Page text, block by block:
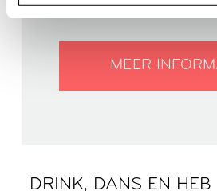
DRINK, DANS EN HEB
PRIJS | GRATIS
MEER